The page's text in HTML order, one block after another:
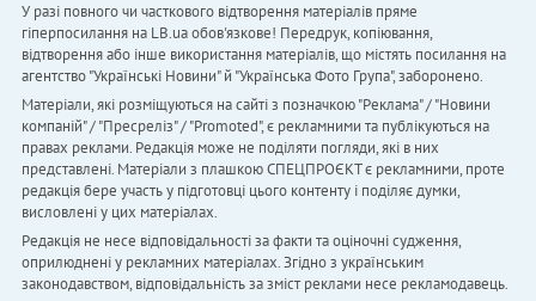
У разі повного чи часткового відтворення матеріалів пряме
гіперпосилання на LB.ua обов'язкове! Передрук, копіювання,
відтворення або інше використання матеріалів, що містять посилання на
агентство "Українськi Новини" й "Українська Фото Група", заборонено.
Матеріали, які розміщуються на сайті з позначкою "Реклама" / "Новини
компаній" / "Пресреліз" / "Promoted", є рекламними та публікуються на
правах реклами. Редакція може не поділяти погляди, які в них
представлені. Матеріали з плашкою СПЕЦПРОЄКТ є рекламними, проте
редакція бере участь у підготовці цього контенту і поділяє думки,
висловлені у цих матеріалах.
Редакція не несе відповідальності за факти та оціночні судження,
оприлюднені у рекламних матеріалах. Згідно з українським
законодавством, відповідальність за зміст реклами несе рекламодавець.